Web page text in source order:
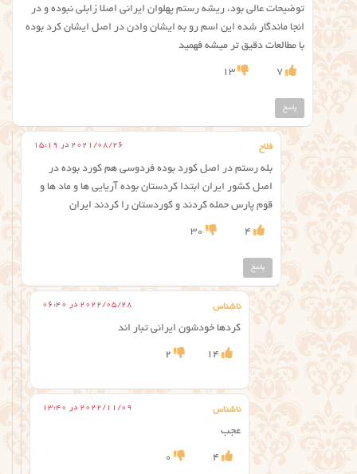
توضیحات عالی بود، ریشه رستم پهلوان ایرانی اصلا زابلی نبوده و در
انجا ماندگار شده این اسم رو به ایشان وادن در اصل ایشان کرد بوده
با مطالعات دقیق تر میشه فهمید
7
13
پاسخ
فلاح 2021/08/26 در 15:19
بله رستم در اصل کورد بوده فردوسی هم کورد بوده در
اصل کشور ایران ابتدا کردستان بوده آریایی ها و ماد ها و
قوم پارس حمله کردند و کوردستان را کردند ایران
4
30
پاسخ
ناشناس 2022/05/28 در 06:40
کردها خودشون ایرانی تبار اند
14
2
ناشناس 2022/11/09 در 13:40
عجب
4
0